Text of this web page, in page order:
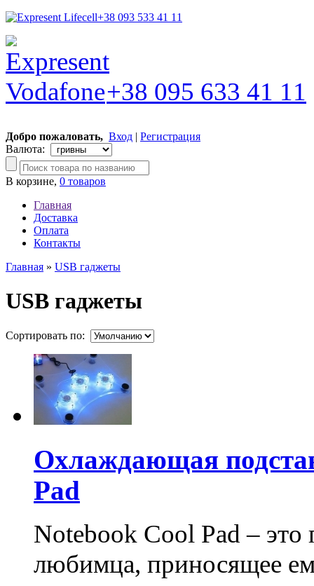
+38 093 533 41 11
+38 095 633 41 11
Добро пожаловать, Вход | Регистрация
Валюта:
В корзине, 0 товаров
Главная
Доставка
Оплата
Контакты
Главная » USB гаджеты
USB гаджеты
Сортировать по:
Охлаждающая
Pad
Notebook Cool Pad – это
любимца, приносящее